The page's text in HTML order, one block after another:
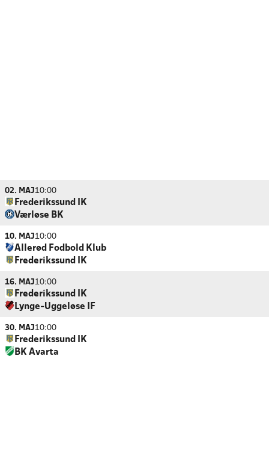
02. MAJ10:00
Frederikssund IK
Værløse BK
10. MAJ10:00
Allerød Fodbold Klub
Frederikssund IK
16. MAJ10:00
Frederikssund IK
Lynge-Uggeløse IF
30. MAJ10:00
Frederikssund IK
BK Avarta